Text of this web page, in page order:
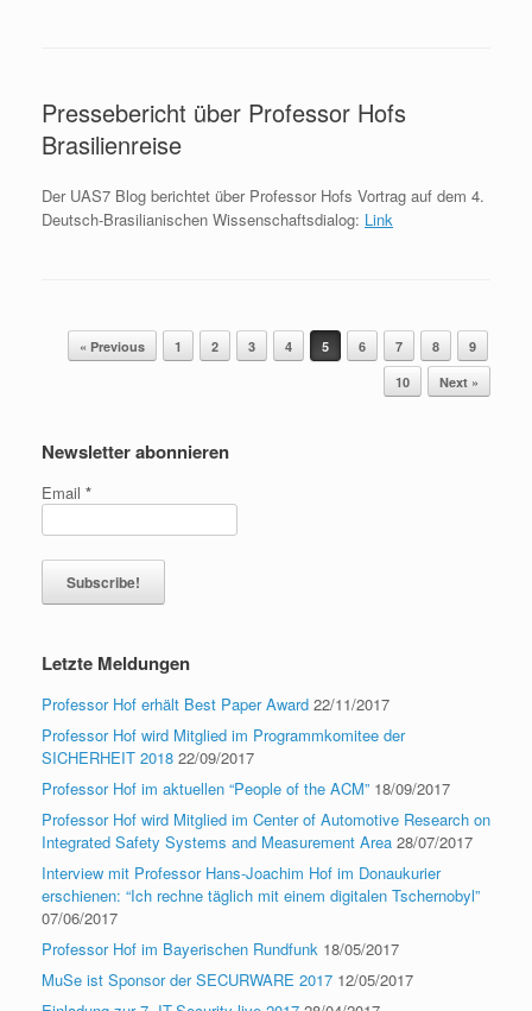
Pressebericht über Professor Hofs
Brasilienreise
Der UAS7 Blog berichtet über Professor Hofs Vortrag auf dem 4.
Deutsch-Brasilianischen Wissenschaftsdialog: Link
Post navigation
« Previous 1 2 3 4 5 6 7 8
9
10
Next »
Newsletter abonnieren
Email *
Letzte Meldungen
Professor Hof erhält Best Paper Award 22/11/2017
Professor Hof wird Mitglied im Programmkomitee der
SICHERHEIT 2018 22/09/2017
Professor Hof im aktuellen “People of the ACM” 18/09/2017
Professor Hof wird Mitglied im Center of Automotive Research on
Integrated Safety Systems and Measurement Area 28/07/2017
Interview mit Professor Hans-Joachim Hof im Donaukurier
erschienen: “Ich rechne täglich mit einem digitalen Tschernobyl”
07/06/2017
Professor Hof im Bayerischen Rundfunk 18/05/2017
MuSe ist Sponsor der SECURWARE 2017 12/05/2017